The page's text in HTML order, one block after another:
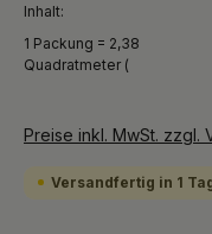
Inhalt:
1 Packung = 2,38
Quadratmeter (
Preise inkl. MwSt. zzgl.
Versandfertig in 1